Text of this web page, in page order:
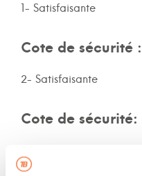
1- Satisfaisante
Cote de sécurité
2- Satisfaisante
Cote de